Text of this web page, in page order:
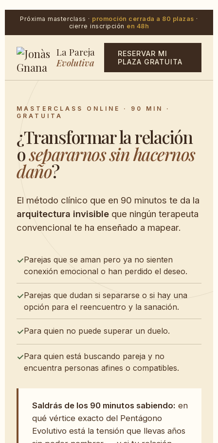
Próxima masterclass · promoción cerrada a 80 plazas ·
cierre inscripción en 48h
La Pareja
Evolutiva
RESERVAR MI
PLAZA GRATUITA
MASTERCLASS ONLINE · 90 MIN ·
GRATUITA
¿Transformar la relación
osepararnos sin hacernos
daño?
El método clínico que en 90 minutos te da la
arquitectura invisible que ningún terapeuta
convencional te ha enseñado a mapear.
Parejas que se aman pero ya no sienten
conexión emocional o han perdido el deseo.
Parejas que dudan si separarse o si hay una
opción para el reencuentro y la sanación.
Para quien no puede superar un duelo.
Para quien está buscando pareja y no
encuentra personas afines o compatibles.
Saldrás de los 90 minutos sabiendo: en
qué vértice exacto del Pentágono
Evolutivo está la tensión que llevas años